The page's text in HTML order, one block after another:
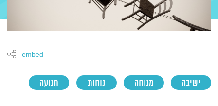
ישיבה מנוחה נוחות תנועה
embed